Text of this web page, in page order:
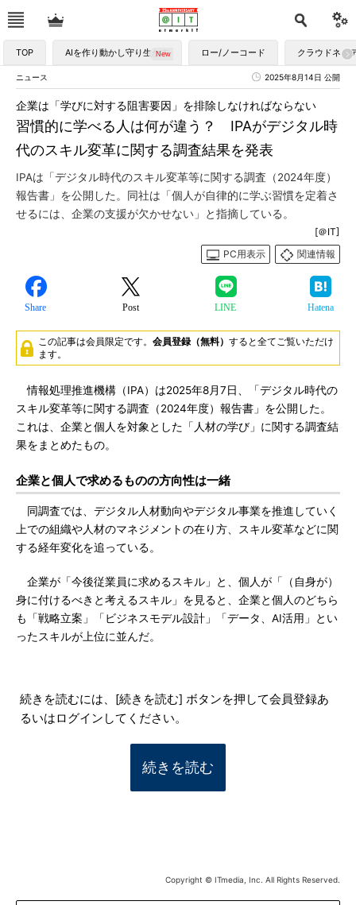
TOP AIを作り動かし守り生かす ロー/ノーコード クラウドネイ
ニュース 2025年8月14日 公開
習慣的に学べる人は何が違う？ IPAがデジタル時
代のスキル変革に関する調査結果を発表
企業は「学びに対する阻害要因」を排除しなければならない
IPAは「デジタル時代のスキル変革等に関する調査（2024年度）
報告書」を公開した。同社は「個人が自律的に学ぶ習慣を定着さ
せるには、企業の支援が欠かせない」と指摘している。
[＠IT]
PC用表示
関連情報
Share Post LINE Hatena
この記事は会員限定です。 会員登録（無料） すると全てご覧いただけ
ます。
情報処理推進機構（IPA）は2025年8月7日、「デジタル時代の
スキル変革等に関する調査（2024年度）報告書」を公開した。
これは、企業と個人を対象とした「人材の学び」に関する調査結
果をまとめたもの。
企業と個人で求めるものの方向性は一緒
同調査では、デジタル人材動向やデジタル事業を推進していく
上での組織や人材のマネジメントの在り方、スキル変革などに関
する経年変化を追っている。
企業が「今後従業員に求めるスキル」と、個人が「（自身が）
身に付けるべきと考えるスキル」を見ると、企業と個人のどちら
も「戦略立案」「ビジネスモデル設計」「データ、AI活用」とい
ったスキルが上位に並んだ。
続きを読むには、[続きを読む] ボタンを押して会員登録あ
るいはログインしてください。
続きを読む
Copyright © ITmedia, Inc. All Rights Reserved.